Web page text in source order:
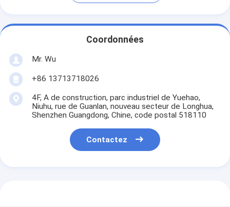
Coordonnées
Mr. Wu
+86 13713718026
4F, A de construction, parc industriel de Yuehao,
Niuhu, rue de Guanlan, nouveau secteur de Longhua,
Shenzhen Guangdong, Chine, code postal 518110
Contactez